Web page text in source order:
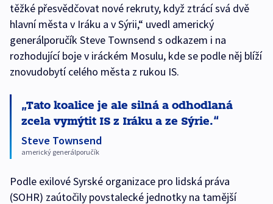
těžké přesvědčovat nové rekruty, když ztrácí svá dvě
hlavní města v Iráku a v Sýrii,“ uvedl americký
generálporučík Steve Townsend s odkazem i na
rozhodující boje v iráckém Mosulu, kde se podle něj blíží
znovudobytí celého města z rukou IS.
Tato koalice je ale silná a odhodlaná
zcela vymýtit IS z Iráku a ze Sýrie.
Steve Townsend
americký generálporučík
Podle exilové Syrské organizace pro lidská práva
(SOHR) zaútočily povstalecké jednotky na tamější